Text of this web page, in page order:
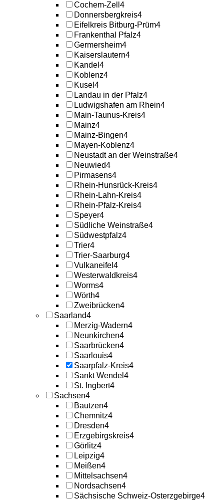
Cochem-Zell 4
Donnersbergkreis4
Eifelkreis Bitburg-Prüm4
Frankenthal Pfalz4
Germersheim4
Kaiserslautern4
Kandel 4
Koblenz4
Kusel 4
Landau in der Pfalz4
Ludwigshafen am Rhein4
Main-Taunus-Kreis4
Mainz4
Mainz-Bingen4
Mayen-Koblenz4
Neustadt an der Weinstraße4
Neuwied4
Pirmasens4
Rhein-Hunsrück-Kreis4
Rhein-Lahn-Kreis4
Rhein-Pfalz-Kreis4
Speyer4
Südliche Weinstraße4
Südwestpfalz4
Trier4
Trier-Saarburg4
Vulkaneifel 4
Westerwaldkreis4
Worms4
Wörth4
Zweibrücken4
Saarland4
Merzig-Wadern4
Neunkirchen4
Saarbrücken4
Saarlouis4
Saarpfalz-Kreis4
Sankt Wendel 4
St. Ingbert4
Sachsen4
Bautzen4
Chemnitz4
Dresden4
Erzgebirgskreis4
Görlitz4
Leipzig4
Meißen4
Mittelsachsen4
Nordsachsen4
Sächsische Schweiz-Osterzgebirge4